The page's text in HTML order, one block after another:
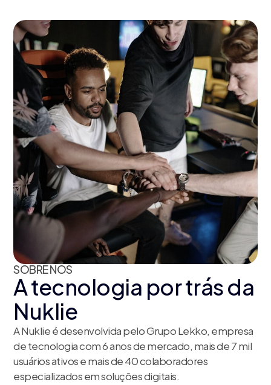
SOBRE NÓS
A tecnologia por trás da
Nuklie
A Nuklie é desenvolvida pelo Grupo Lekko, empresa
de tecnologia com 6 anos de mercado, mais de 7 mil
usuários ativos e mais de 40 colaboradores
especializados em soluções digitais.